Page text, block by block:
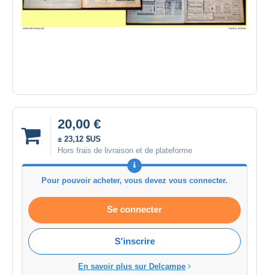
20,00 €
± 23,12 $US
Hors frais de livraison et de plateforme
Pour pouvoir acheter, vous devez vous connecter.
Se connecter
S'inscrire
En savoir plus sur Delcampe